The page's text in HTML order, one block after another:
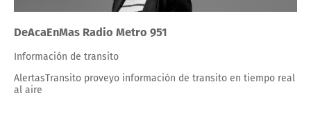
DeAcaEnMas Radio Metro 951
Información de transito
AlertasTransito proveyo información de transito en tiempo real
al aire